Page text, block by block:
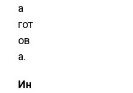
а
гот
ов
а.
Ин